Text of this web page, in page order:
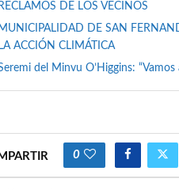
RECLAMOS DE LOS VECINOS
MUNICIPALIDAD DE SAN
LA ACCIÓN CLIMÁTICA
del Minvu O’Higgins:
0